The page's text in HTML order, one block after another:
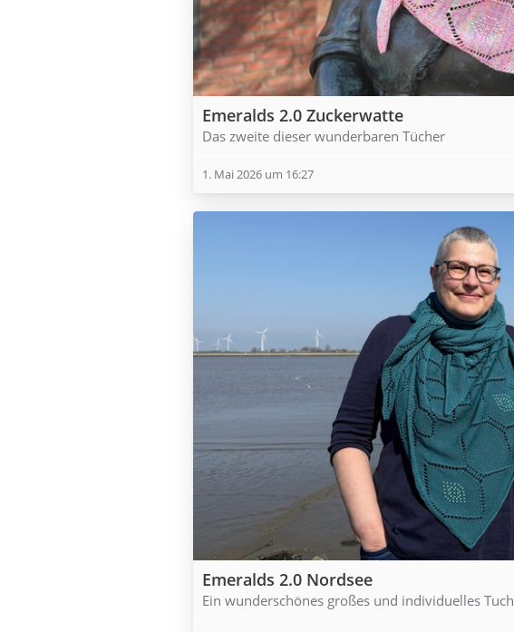
Emeralds 2.0 Zuckerwatte
Das zweite dieser wunderbaren Tücher
1. Mai 2026 um 16:27
Emeralds 2.0 Nordsee
Ein wunderschönes großes und individuelles Tuch